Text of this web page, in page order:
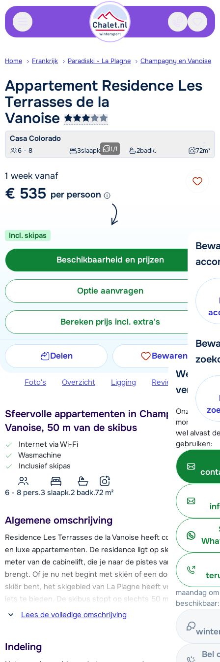
Contact
We
verder!
Onze
moment
wel alvast
gebruiken:
maandag
beschikbaar:
Bel
Home Frankrijk Paradiski - La Plagne Champagny en Vanoise
Appartement Residence Les
Terrasses de la
Vanoise
Casa Colorado
6 - 8 3slaapk. 2badk. 72m²
1/1
1 week vanaf
€ 535 per persoon
Incl. skipas
Beschikbaarheid en prijzen
Optie aanvragen
Bereken prijs incl. extra's
Delen Bewaren
Foto's Overzicht Ligging Reviews
Sfeervolle appartementen in Champagny en
Vanoise, 50 m van de skibus
Internet via Wi-Fi
Wasmachine
Inclusief skipas
6 - 8 pers.3 slaapk.2 badk.72 m²
Algemene omschrijving
Residence Les Terrasses de la Vanoise heeft comfortabele
en luxe appartementen. De residence ligt op slechts 800
meter van de cabinelift, die je naar de pistes van La Plagne
brengt. Of je nu net begint met skiën of een doorgewinterde
skiër bent, het skigebied van La Plagne heeft voor iedereen
iets te bieden. De skibus stopt op slechts 50 meter van de
residence en brengt je in een mum van tijd naar de lift, zodat
Het charmante centrum van het authentieke bergdorp
Lees de volledige omschrijving
Indeling